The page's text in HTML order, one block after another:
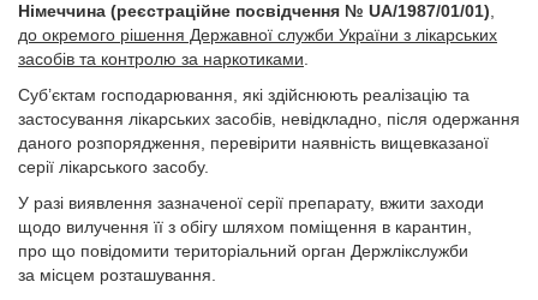
Німеччина (реєстраційне посвідчення № UA/1987/01/01)
до окремого рішення Державної служби України з лікарських
засобів та контролю за наркотиками
Суб’єктам господарювання, які здійснюють реалізацію та
застосування лікарських засобів, невідкладно, після одержання
даного розпорядження, перевірити наявність вищевказаної
серії лікарського засобу.
У разі виявлення зазначеної серії препарату, вжити заходи
щодо вилучення її з обігу шляхом поміщення в карантин,
про що повідомити територіальний орган Держлікслужби
за місцем розташування.